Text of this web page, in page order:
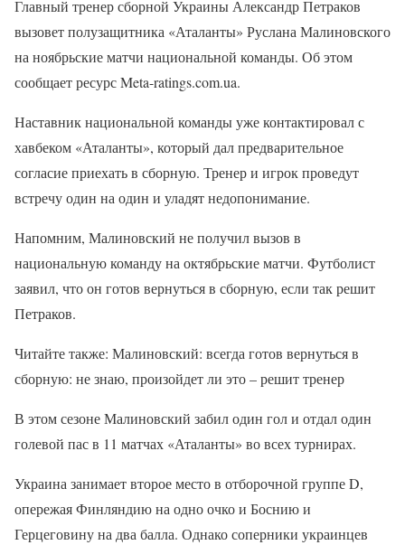
Главный тренер сборной Украины Александр Петраков
вызовет полузащитника «Аталанты» Руслана Малиновского
на ноябрьские матчи национальной команды. Об этом
сообщает ресурс Meta-ratings.com.ua.
Наставник национальной команды уже контактировал с
хавбеком «Аталанты», который дал предварительное
согласие приехать в сборную. Тренер и игрок проведут
встречу один на один и уладят недопонимание.
Напомним, Малиновский не получил вызов в
национальную команду на октябрьские матчи. Футболист
заявил, что он готов вернуться в сборную, если так решит
Петраков.
Читайте также: Малиновский: всегда готов вернуться в
сборную: не знаю, произойдет ли это – решит тренер
В этом сезоне Малиновский забил один гол и отдал один
голевой пас в 11 матчах «Аталанты» во всех турнирах.
Украина занимает второе место в отборочной группе D,
опережая Финляндию на одно очко и Боснию и
Герцеговину на два балла. Однако соперники украинцев